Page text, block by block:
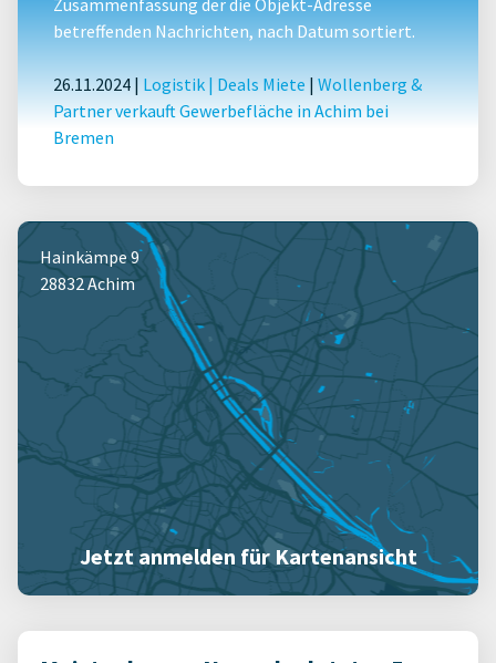
Zusammenfassung der die Objekt-Adresse
betreffenden Nachrichten, nach Datum sortiert.
26.11.2024 | Logistik | Deals Miete | Wollenberg &
Partner verkauft Gewerbefläche in Achim bei
Bremen
Hainkämpe 9
28832 Achim
Jetzt anmelden für Kartenansicht